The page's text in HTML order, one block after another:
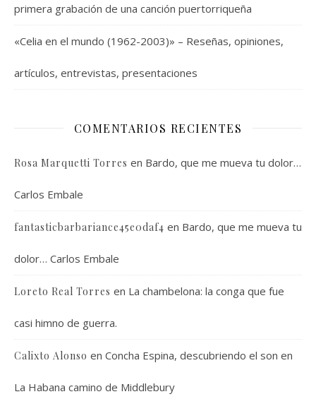
primera grabación de una canción puertorriqueña
«Celia en el mundo (1962-2003)» – Reseñas, opiniones,
artículos, entrevistas, presentaciones
COMENTARIOS RECIENTES
Rosa Marquetti Torres en Bardo, que me mueva tu dolor…
Carlos Embale
fantasticbarbariance45e0daf4 en Bardo, que me mueva tu
dolor… Carlos Embale
Loreto Real Torres en La chambelona: la conga que fue
casi himno de guerra.
Calixto Alonso en Concha Espina, descubriendo el son en
La Habana camino de Middlebury